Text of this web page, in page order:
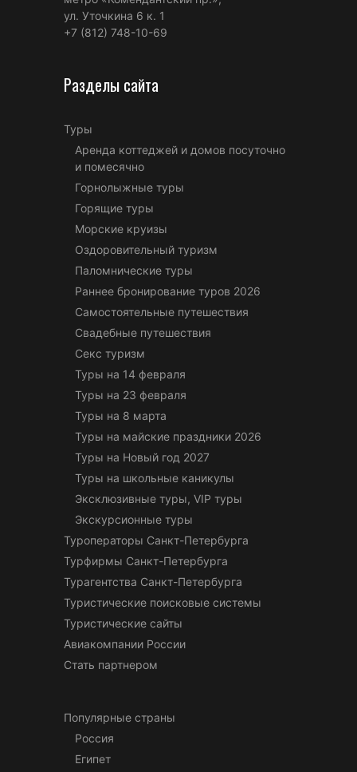
ул. Уточкина 6 к. 1
+7 (812) 748-10-69
Разделы сайта
Туры
Аренда коттеджей и домов посуточно
и помесячно
Горнолыжные туры
Горящие туры
Морские круизы
Оздоровительный туризм
Паломнические туры
Раннее бронирование туров 2026
Самостоятельные путешествия
Свадебные путешествия
Секс туризм
Туры на 14 февраля
Туры на 23 февраля
Туры на 8 марта
Туры на майские праздники 2026
Туры на Новый год 2027
Туры на школьные каникулы
Эксклюзивные туры, VIP туры
Экскурсионные туры
Туроператоры Санкт-Петербурга
Турфирмы Санкт-Петербурга
Турагентства Санкт-Петербурга
Туристические поисковые системы
Туристические сайты
Авиакомпании России
Стать партнером
Популярные страны
Россия
Египет